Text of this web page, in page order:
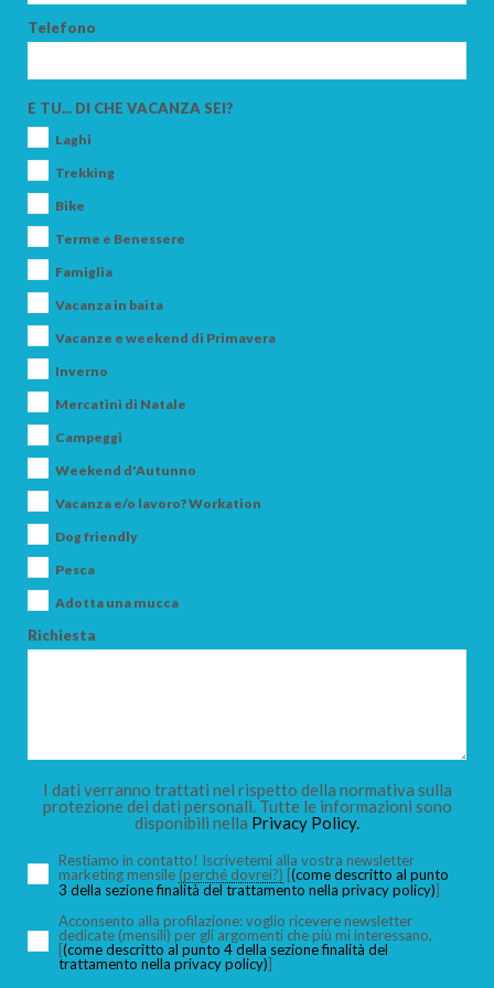
CERCA
Telefono
E TU... DI CHE VACANZA SEI?
Laghi
Trekking
Bike
Terme e Benessere
Famiglia
Vacanza in baita
Vacanze e weekend di Primavera
Inverno
Mercatini di Natale
Campeggi
Weekend d'Autunno
Vacanza e/o lavoro? Workation
Dog friendly
Pesca
Adotta una mucca
Richiesta
I dati verranno trattati nel rispetto della normativa sulla
protezione dei dati personali. Tutte le informazioni sono
disponibili nella Privacy Policy.
Restiamo in contatto! Iscrivetemi alla vostra newsletter
marketing mensile (perché dovrei?) [(come descritto al punto
3 della sezione finalità del trattamento nella privacy policy)]
Acconsento alla profilazione: voglio ricevere newsletter
dedicate (mensili) per gli argomenti che più mi interessano,
[(come descritto al punto 4 della sezione finalità del
trattamento nella privacy policy)]